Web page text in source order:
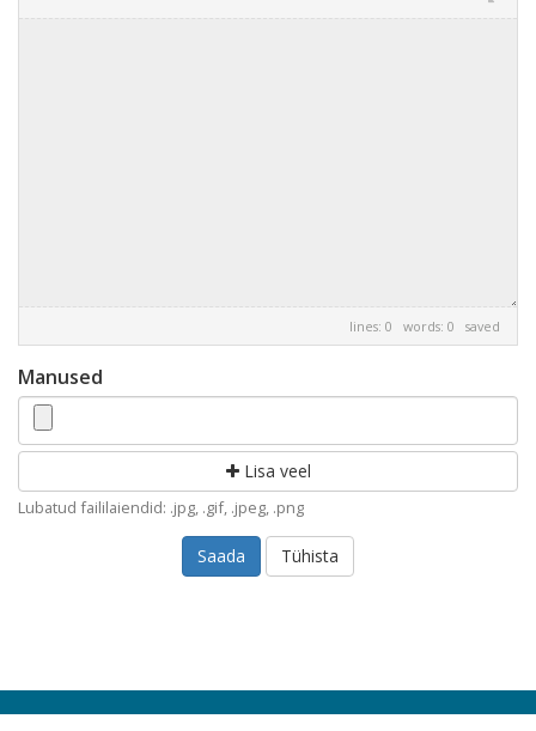
lines: 0 words: 0 saved
Manused
Lisa veel
Lubatud faililaiendid: .jpg, .gif, .jpeg, .png
Tühista